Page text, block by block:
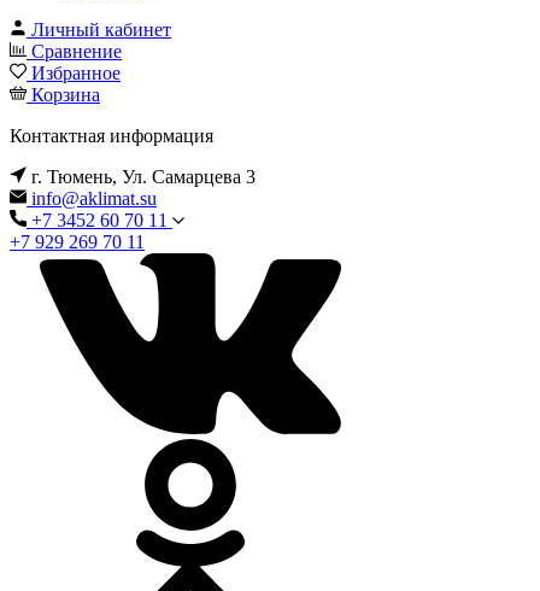
Личный кабинет
Сравнение
Избранное
Корзина
Контактная информация
г. Тюмень, Ул. Самарцева 3
info@aklimat.su
+7 3452 60 70 11
+7 929 269 70 11